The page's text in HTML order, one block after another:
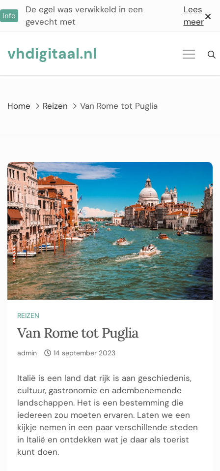
naar
Info
De egel was verwikkeld in een
gevecht met
Lees
meer
vhdigitaal.nl
Home Reizen Van Rome tot Puglia
REIZEN
Van Rome tot Puglia
admin 14 september 2023
Italië is een land dat rijk is aan geschiedenis,
cultuur, gastronomie en adembenemende
landschappen. Het is een bestemming die
iedereen zou moeten ervaren. Laten we een
kijkje nemen in een paar verschillende steden
in Italië en ontdekken wat je daar als toerist
kunt doen.